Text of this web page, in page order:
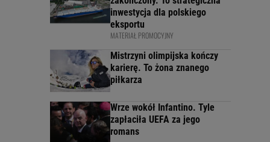
inwestycja dla polskiego
eksportu
MATERIAŁ PROMOCYJNY
Mistrzyni olimpijska kończy
karierę. To żona znanego
piłkarza
Wrze wokół Infantino. Tyle
zapłaciła UEFA za jego
romans